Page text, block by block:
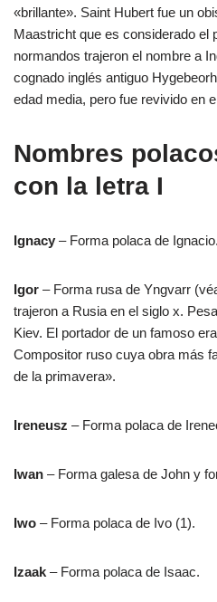
«brillante». Saint Hubert fue un
Maastricht que es considerado el
normandos trajeron el nombre a
cognado inglés antiguo
edad media, pero fue revivido en
Nombres
con la letra I
Ignacy – Forma polaca de Ignacio.
Igor – Forma rusa de Yngvarr
trajeron a Rusia en el siglo x.
Kiev. El portador de un famoso
Compositor ruso cuya obra más
de la primavera».
Ireneusz – Forma polaca de
Iwan – Forma galesa de John y
Iwo – Forma polaca de Ivo (1).
Izaak – Forma polaca de Isaac.